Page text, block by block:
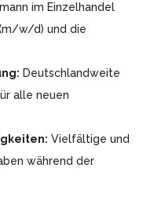
im Einzelhandel
w/d) und die
Deutschlandweite
alle neuen
Vielfältige und
während der